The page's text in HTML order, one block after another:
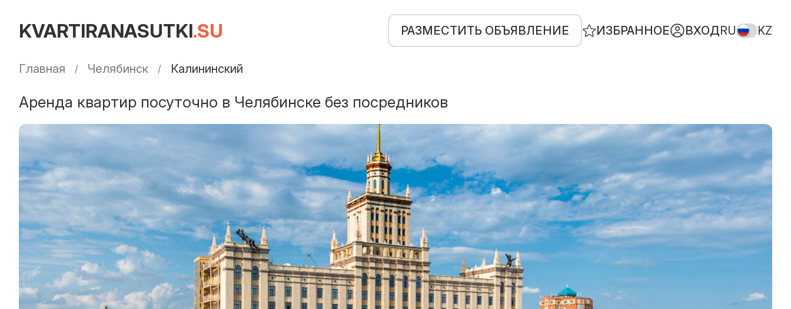
KVARTIRANASUTKI.SU РАЗМЕСТИТЬ ОБЪЯВЛЕНИЕ ИЗБРАННОЕ ВХОДRU KZ
Главная Челябинск Калининский
Аренда квартир посуточно в Челябинске без посредников